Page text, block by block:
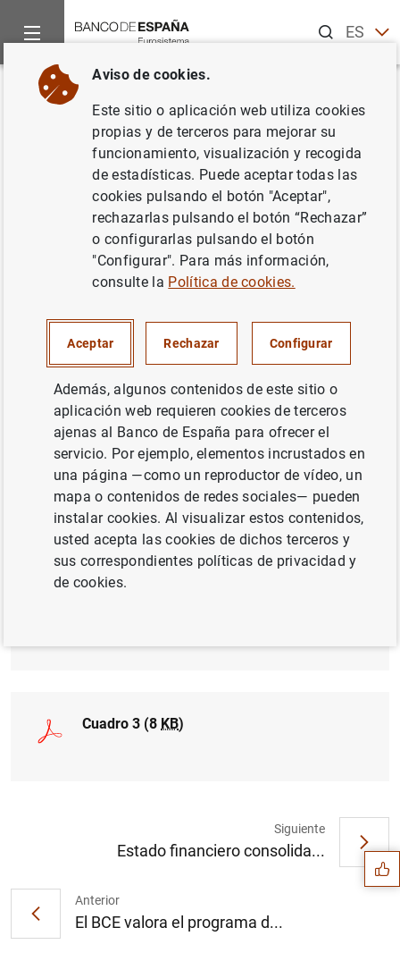
ESEN
Inicio Noticias y eventos
Volver
Evolución monetaria de la zona
del euro: octubre de 2010
SITUACIÓN ECONÓMICA
POLÍTICA MONETARIA
Nota de prensa (25KB)
Cuadro 1 (11KB)
Cuadro 3 (8 KB)
Anterior
El BCE valora el programa d...
Siguiente
Estado financiero consolida... Sugerencias
Aviso de cookies.
Este sitio o aplicación web utiliza cookies
propias y de terceros para mejorar su
funcionamiento, visualización y recogida
de estadísticas. Puede aceptar todas las
cookies pulsando el botón "Aceptar",
rechazarlas pulsando el botón “Rechazar”
o configurarlas pulsando el botón
"Configurar". Para más información,
consulte la Política de cookies.
Aceptar Rechazar Configurar
Además, algunos contenidos de este sitio o
aplicación web requieren cookies de terceros
ajenas al Banco de España para ofrecer el
servicio. Por ejemplo, elementos incrustados en
una página —como un reproductor de vídeo, un
mapa o contenidos de redes sociales— pueden
instalar cookies. Al visualizar estos contenidos,
usted acepta las cookies de dichos terceros y
sus correspondientes políticas de privacidad y
de cookies.